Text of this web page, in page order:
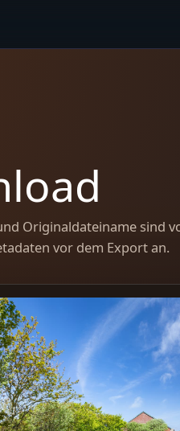
Originaldateiname sind
vor dem Export an.